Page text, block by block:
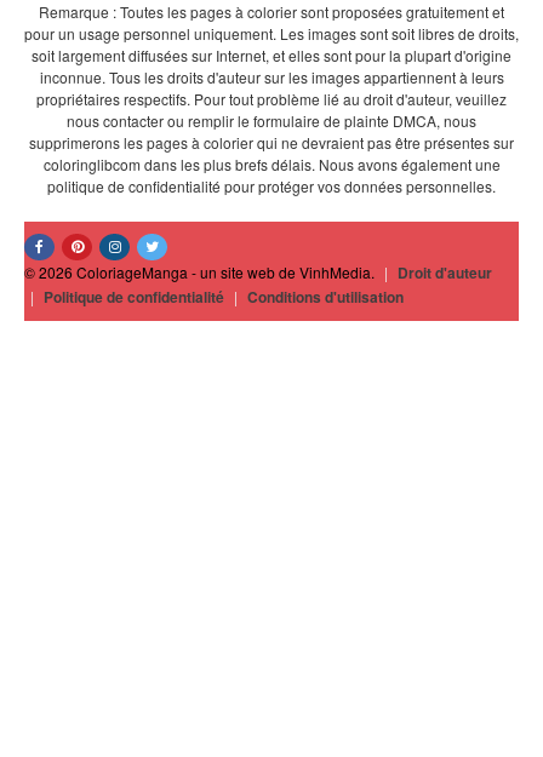
Remarque : Toutes les pages à colorier sont proposées gratuitement et
pour un usage personnel uniquement. Les images sont soit libres de droits,
soit largement diffusées sur Internet, et elles sont pour la plupart d'origine
inconnue. Tous les droits d'auteur sur les images appartiennent à leurs
propriétaires respectifs. Pour tout problème lié au droit d'auteur, veuillez
nous contacter ou remplir le formulaire de plainte DMCA, nous
supprimerons les pages à colorier qui ne devraient pas être présentes sur
coloringlibcom dans les plus brefs délais. Nous avons également une
politique de confidentialité pour protéger vos données personnelles.
© 2026 ColoriageManga - un site web de VinhMedia. | Droit d'auteur
| Politique de confidentialité | Conditions d'utilisation